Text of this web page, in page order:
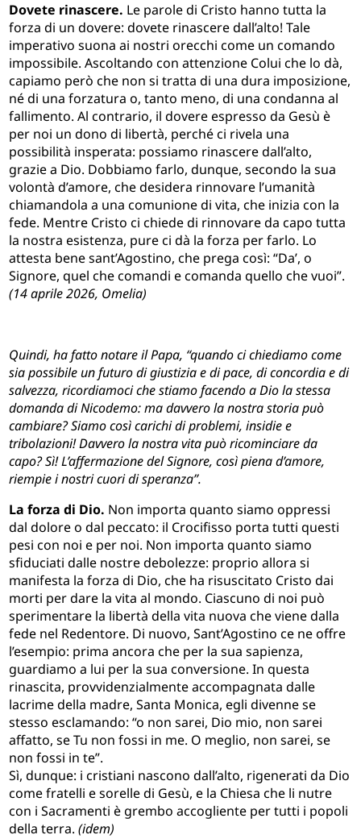
Dovete rinascere. Le parole di Cristo hanno tutta la
forza di un dovere: dovete rinascere dall’alto! Tale
imperativo suona ai nostri orecchi come un comando
impossibile. Ascoltando con attenzione Colui che lo dà,
capiamo però che non si tratta di una dura imposizione,
né di una forzatura o, tanto meno, di una condanna al
fallimento. Al contrario, il dovere espresso da Gesù è
per noi un dono di libertà, perché ci rivela una
possibilità insperata: possiamo rinascere dall’alto,
grazie a Dio. Dobbiamo farlo, dunque, secondo la sua
volontà d’amore, che desidera rinnovare l’umanità
chiamandola a una comunione di vita, che inizia con la
fede. Mentre Cristo ci chiede di rinnovare da capo tutta
la nostra esistenza, pure ci dà la forza per farlo. Lo
attesta bene sant’Agostino, che prega così: “Da’, o
Signore, quel che comandi e comanda quello che vuoi”.
(14 aprile 2026, Omelia)
Quindi, ha fatto notare il Papa, “quando ci chiediamo come
sia possibile un futuro di giustizia e di pace, di concordia e di
salvezza, ricordiamoci che stiamo facendo a Dio la stessa
domanda di Nicodemo: ma davvero la nostra storia può
cambiare? Siamo così carichi di problemi, insidie e
tribolazioni! Davvero la nostra vita può ricominciare da
capo? Sì! L’affermazione del Signore, così piena d’amore,
riempie i nostri cuori di speranza”.
La forza di Dio. Non importa quanto siamo oppressi
dal dolore o dal peccato: il Crocifisso porta tutti questi
pesi con noi e per noi. Non importa quanto siamo
sfiduciati dalle nostre debolezze: proprio allora si
manifesta la forza di Dio, che ha risuscitato Cristo dai
morti per dare la vita al mondo. Ciascuno di noi può
sperimentare la libertà della vita nuova che viene dalla
fede nel Redentore. Di nuovo, Sant’Agostino ce ne offre
l’esempio: prima ancora che per la sua sapienza,
guardiamo a lui per la sua conversione. In questa
rinascita, provvidenzialmente accompagnata dalle
lacrime della madre, Santa Monica, egli divenne se
stesso esclamando: “o non sarei, Dio mio, non sarei
affatto, se Tu non fossi in me. O meglio, non sarei, se
non fossi in te”.
Sì, dunque: i cristiani nascono dall’alto, rigenerati da Dio
come fratelli e sorelle di Gesù, e la Chiesa che li nutre
con i Sacramenti è grembo accogliente per tutti i popoli
della terra. (idem)